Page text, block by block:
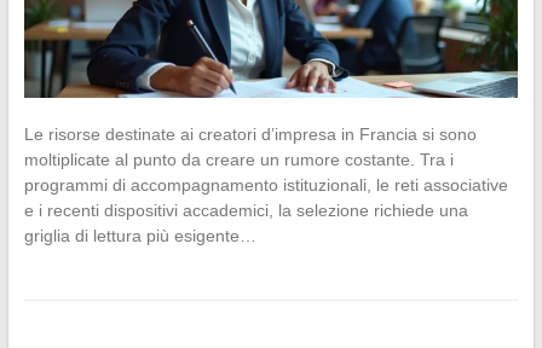
Le risorse destinate ai creatori d’impresa in Francia si sono
moltiplicate al punto da creare un rumore costante. Tra i
programmi di accompagnamento istituzionali, le reti associative
e i recenti dispositivi accademici, la selezione richiede una
griglia di lettura più esigente…